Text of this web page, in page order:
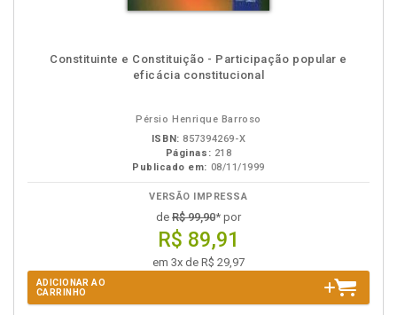
Constituinte e Constituição - Participação popular e
eficácia constitucional
Pérsio Henrique Barroso
ISBN: 857394269-X
Páginas: 218
Publicado em: 08/11/1999
VERSÃO IMPRESSA
de R$ 99,90* por
R$ 89,91
em 3x de R$ 29,97
ADICIONAR AO
CARRINHO